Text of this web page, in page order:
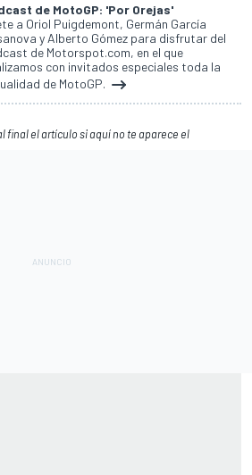
de MotoGP: 'Por Orejas'
a Oriol Puigdemont, Germán García
y Alberto Gómez para disfrutar del
de Motorspot.com, en el que
con invitados especiales toda la
de MotoGP.